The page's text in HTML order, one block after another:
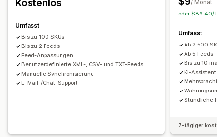
Feed-Optimierung
Benutzerdefinierte Regeln
Kostenlos
Umfasst
Bis zu 100 SKUs
Bis zu 2 Feeds
Feed-Anpassungen
Benutzerdefinierte XML-, CSV- und TXT-Feeds
Manuelle Synchronisierung
E-Mail-/Chat-Support
/ Monat
oder $86.40/
Umfasst
Ab 2.500
Ab 5 Feeds
Bis zu 10
KI-Assistent
Stündliche
7-tägiger